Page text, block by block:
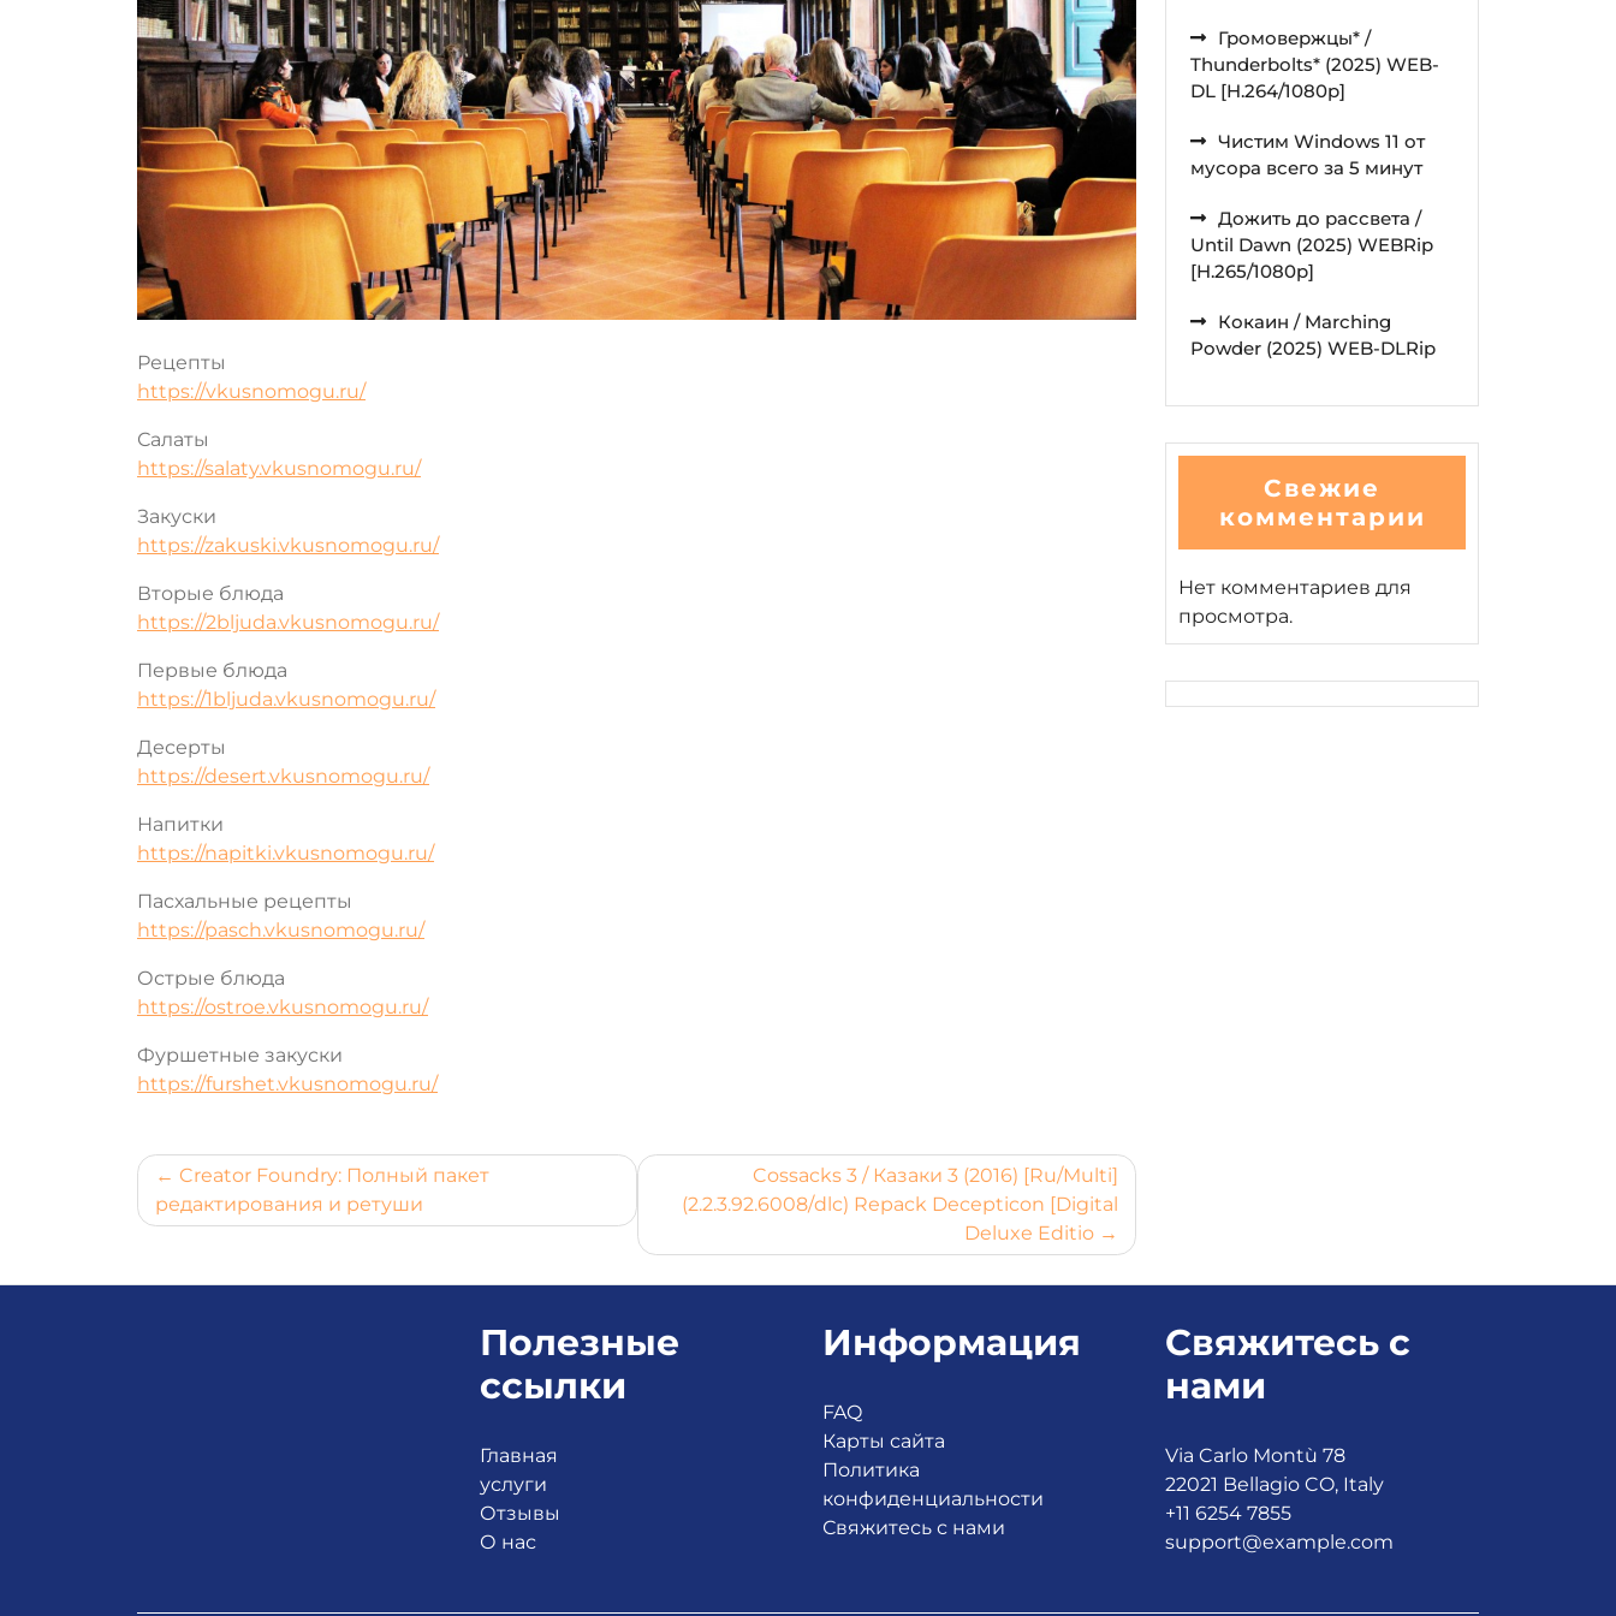
Рецепты
https://vkusnomogu.ru/
Салаты
https://salaty.vkusnomogu.ru/
Закуски
https://zakuski.vkusnomogu.ru/
Вторые блюда
https://2bljuda.vkusnomogu.ru/
Первые блюда
https://1bljuda.vkusnomogu.ru/
Десерты
https://desert.vkusnomogu.ru/
Напитки
https://napitki.vkusnomogu.ru/
Пасхальные рецепты
https://pasch.vkusnomogu.ru/
Острые блюда
https://ostroe.vkusnomogu.ru/
Фуршетные закуски
https://furshet.vkusnomogu.ru/
Навигация
по
Creator Foundry: Полный пакет
редактирования и ретуши
Cossacks 3 / Казаки 3 (2016) [Ru/Multi]
(2.2.3.92.6008/dlc) Repack Decepticon [Digital
Deluxe Editio
Громовержцы* /
Thunderbolts* (2025) WEB-
DL [H.264/1080p]
Чистим Windows 11 от
мусора всего за 5 минут
Дожить до рассвета /
Until Dawn (2025) WEBRip
[H.265/1080p]
Кокаин / Marching
Powder (2025) WEB-DLRip
Свежие
комментарии
Нет комментариев для
просмотра.
Полезные
ссылки
Главная
услуги
Отзывы
О нас
Информация
FAQ
Карты сайта
Политика
конфиденциальности
Свяжитесь с нами
Свяжитесь с
нами
Via Carlo Montù 78
22021 Bellagio CO, Italy
+11 6254 7855
support@example.com